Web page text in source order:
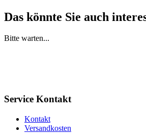
Das könnte Sie auch
Bitte warten...
Service Kontakt
Kontakt
Versandkosten